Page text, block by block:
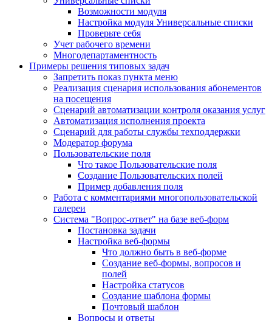
Возможности модуля
Настройка модуля Универсальные списки
Проверьте себя
Учет рабочего времени
Многодепартаментность
Примеры решения типовых задач
Запретить показ пункта меню
Реализация сценария использования абонементов
на посещения
Сценарий автоматизации контроля оказания услуг
Автоматизация исполнения проекта
Сценарий для работы службы техподдержки
Модератор форума
Пользовательские поля
Что такое Пользовательские поля
Создание Пользовательских полей
Пример добавления поля
Работа с комментариями многопользовательской
галереи
Система "Вопрос-ответ" на базе веб-форм
Постановка задачи
Настройка веб-формы
Что должно быть в веб-форме
Создание веб-формы, вопросов и
полей
Настройка статусов
Создание шаблона формы
Почтовый шаблон
Вопросы и ответы